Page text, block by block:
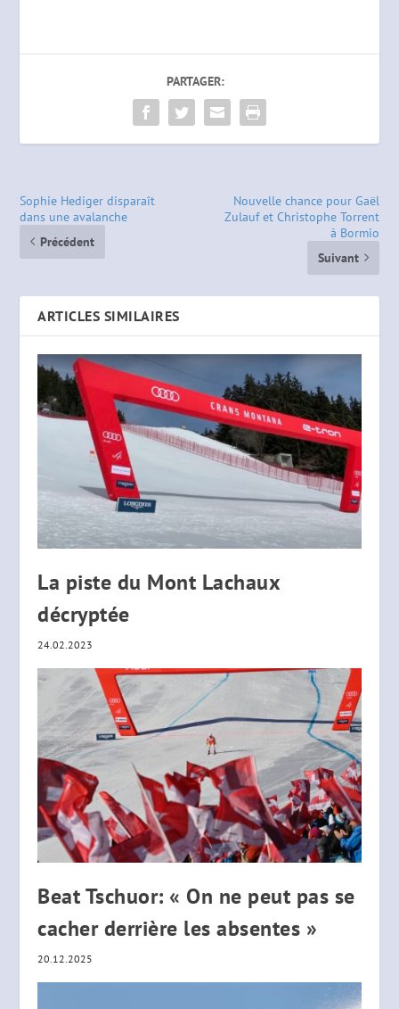
PARTAGER:
Sophie Hediger disparaît
dans une avalanche
Précédent
Nouvelle chance pour Gaël
Zulauf et Christophe Torrent
à Bormio
Suivant
ARTICLES SIMILAIRES
La piste du Mont Lachaux
décryptée
24.02.2023
Beat Tschuor: « On ne peut pas se
cacher derrière les absentes »
20.12.2025